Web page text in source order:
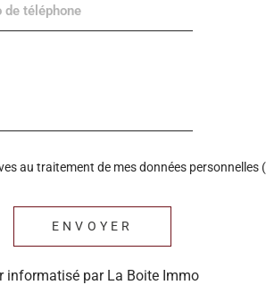
au traitement de mes données personnelles
ENVOYER
informatisé par La Boite Immo